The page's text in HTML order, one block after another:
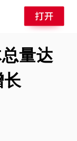
量达